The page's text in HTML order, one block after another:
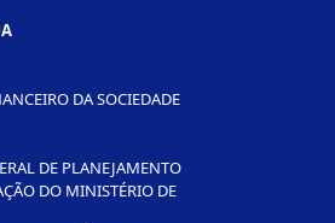
DA SOCIEDADE
DE PLANEJAMENTO
DO MINISTÉRIO DE